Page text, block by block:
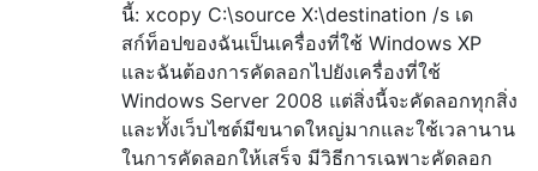
นี้: xcopy C:\source X:\destination /s เด
สก์ท็อปของฉันเป็นเครื่องที่ใช้ Windows XP
และฉันต้องการคัดลอกไปยังเครื่องที่ใช้
Windows Server 2008 แต่สิ่งนี้จะคัดลอกทุกสิ่ง
และทั้งเว็บไซต์มีขนาดใหญ่มากและใช้เวลานาน
ในการคัดลอกให้เสร็จ มีวิธีการเฉพาะคัดลอก